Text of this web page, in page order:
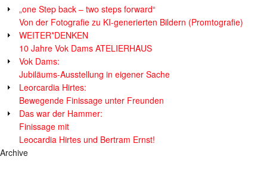
„one Step back – two steps forward“
Von der Fotografie zu KI-generierten Bildern (Promtografie)
WEITER*DENKEN
10 Jahre Vok Dams ATELIERHAUS
Vok Dams:
Jubiläums-Ausstellung in eigener Sache
Leorcardia Hirtes:
Bewegende Finissage unter Freunden
Das war der Hammer:
Finissage mit
Leocardia Hirtes und Bertram Ernst!
Archive